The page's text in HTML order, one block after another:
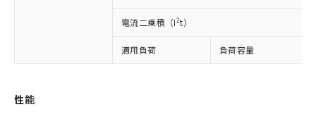
電流二乗積（I2t）
適用負荷 負荷容量
性能
ご利用条件
以下の条件をお読みいただき、同意のうえ
有に対応した製品に切り替える予定のある
対応予定なし：EU RoHS指令（10物質）の
非含有に非対応の商品で、対応品を出す予